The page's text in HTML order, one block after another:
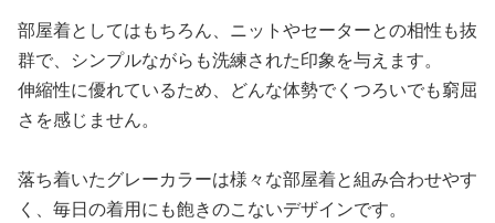
部屋着としてはもちろん、ニットやセーターとの相性も抜
群で、シンプルながらも洗練された印象を与えます。
伸縮性に優れているため、どんな体勢でくつろいでも窮屈
さを感じません。
落ち着いたグレーカラーは様々な部屋着と組み合わせやす
く、毎日の着用にも飽きのこないデザインです。